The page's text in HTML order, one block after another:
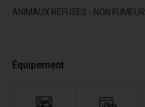
ANIMAUX REFUSES - NON FUMEUR
Équipement